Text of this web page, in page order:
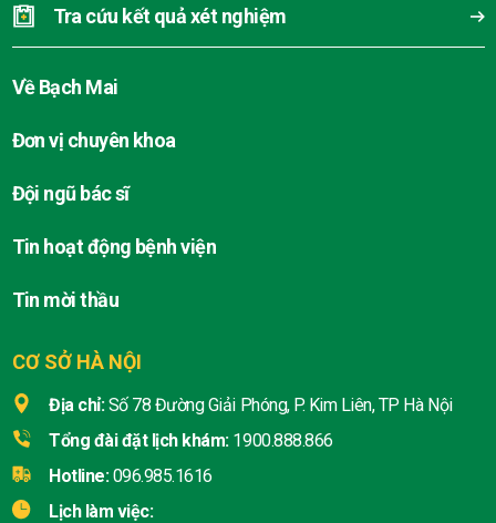
CƠ SỞ HÀ NỘI
Địa chỉ: Số 78 Đường Giải Phóng, P. Kim Liên, TP Hà Nội
Tổng đài đặt lịch khám: 1900.888.866
Hotline: 096.985.1616
Lịch làm việc:
Tra cứu kết quả xét nghiệm
Về Bạch Mai
Đơn vị chuyên khoa
Đội ngũ bác sĩ
Tin hoạt động bệnh viện
Tin mời thầu